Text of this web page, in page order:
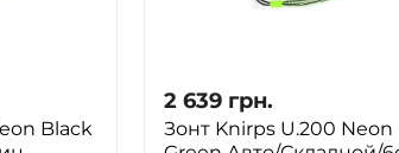
Black
2 639 грн.
Зонт Knirps U.200 Neon